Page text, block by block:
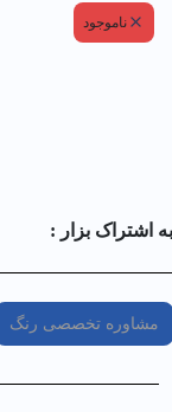
ناموجود
به اشتراک بزار :
مشاوره تخصصی رنگ